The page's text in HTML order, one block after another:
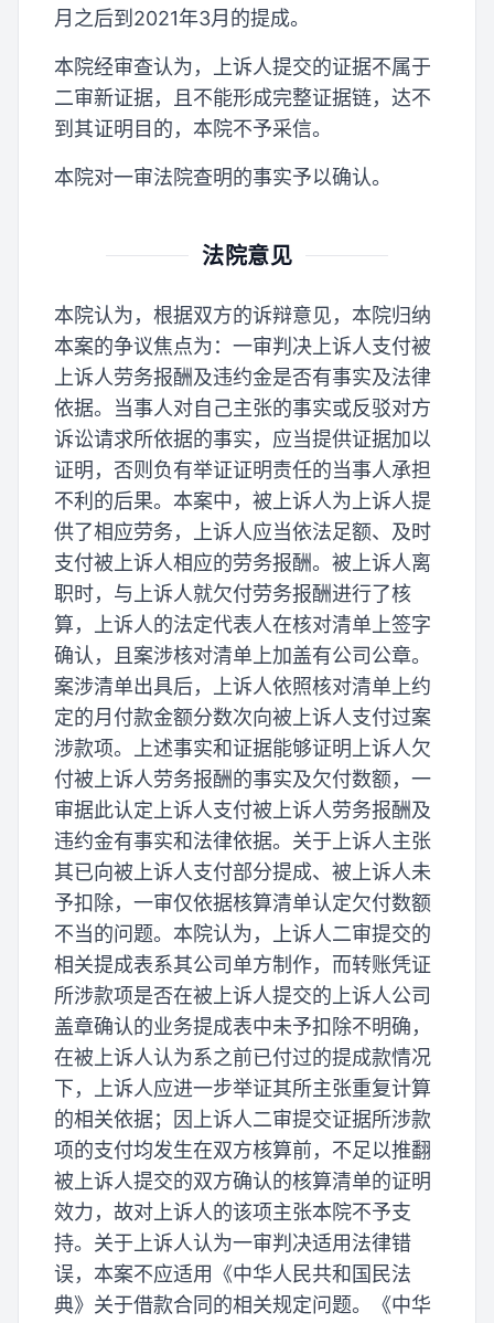
月之后到2021年3月的提成。
本院经审查认为，上诉人提交的证据不属于
二审新证据，且不能形成完整证据链，达不
到其证明目的，本院不予采信。
本院对一审法院查明的事实予以确认。
法院意见
本院认为，根据双方的诉辩意见，本院归纳
本案的争议焦点为：一审判决上诉人支付被
上诉人劳务报酬及违约金是否有事实及法律
依据。当事人对自己主张的事实或反驳对方
诉讼请求所依据的事实，应当提供证据加以
证明，否则负有举证证明责任的当事人承担
不利的后果。本案中，被上诉人为上诉人提
供了相应劳务，上诉人应当依法足额、及时
支付被上诉人相应的劳务报酬。被上诉人离
职时，与上诉人就欠付劳务报酬进行了核
算，上诉人的法定代表人在核对清单上签字
确认，且案涉核对清单上加盖有公司公章。
案涉清单出具后，上诉人依照核对清单上约
定的月付款金额分数次向被上诉人支付过案
涉款项。上述事实和证据能够证明上诉人欠
付被上诉人劳务报酬的事实及欠付数额，一
审据此认定上诉人支付被上诉人劳务报酬及
违约金有事实和法律依据。关于上诉人主张
其已向被上诉人支付部分提成、被上诉人未
予扣除，一审仅依据核算清单认定欠付数额
不当的问题。本院认为，上诉人二审提交的
相关提成表系其公司单方制作，而转账凭证
所涉款项是否在被上诉人提交的上诉人公司
盖章确认的业务提成表中未予扣除不明确，
在被上诉人认为系之前已付过的提成款情况
下，上诉人应进一步举证其所主张重复计算
的相关依据；因上诉人二审提交证据所涉款
项的支付均发生在双方核算前，不足以推翻
被上诉人提交的双方确认的核算清单的证明
效力，故对上诉人的该项主张本院不予支
持。关于上诉人认为一审判决适用法律错
误，本案不应适用《中华人民共和国民法
典》关于借款合同的相关规定问题。《中华